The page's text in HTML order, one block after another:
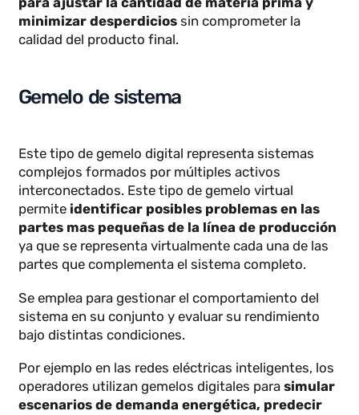
El gemelo digital de procesopermite representar
y simular operaciones industrialesdesde un
solo panel de control para optimizar su
cualquier línea de producción y mejorando la
eficiencia en toda la planta.
Por ejemplo, en una planta química, un gemelo
digitalpuede modelar los flujos de producción
para ajustar la cantidad de materia prima y
minimizar desperdiciossin comprometer la
calidad del producto final.
Este tipo de gemelo digital representa sistemas
complejos formados por múltiples activos
interconectados. Este tipo de gemelo virtual
permiteidentificar posibles problemas en las